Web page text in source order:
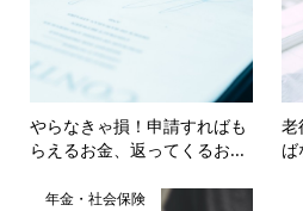
やらなきゃ損！申請すればも
らえるお金、返ってくるお...
老
年金・社会保険